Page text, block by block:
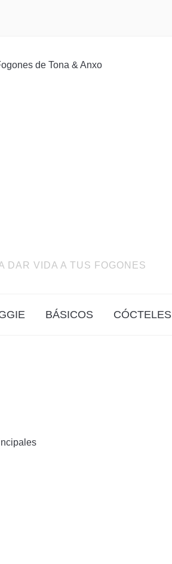
DAR VIDA A TUS FOGONES
BÁSICOS CÓCTELES